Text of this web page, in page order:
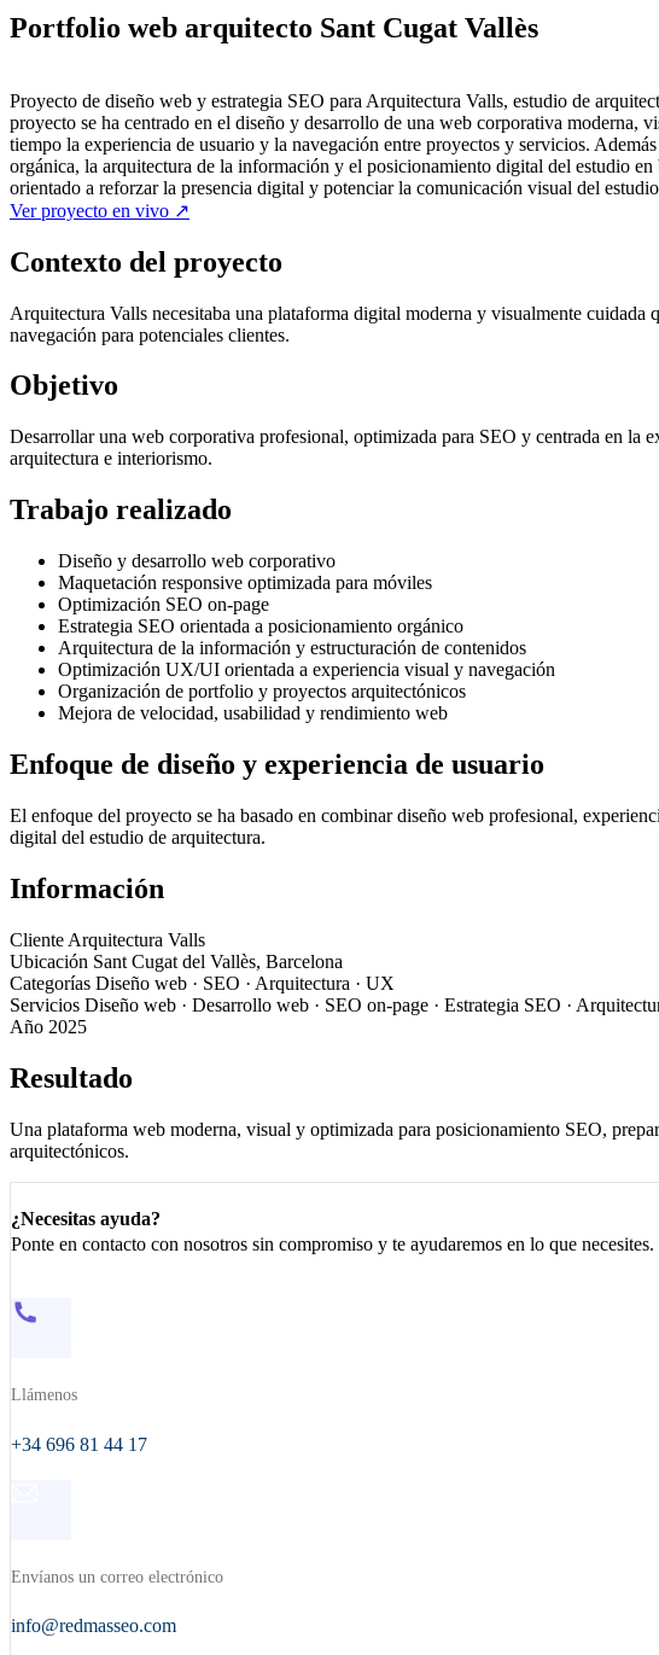
Portfolio web arquitecto Sant Cugat Vallès
Proyecto de diseño web y estrategia SEO para Arquitectura Valls, estudio de
proyecto se ha centrado en el diseño y desarrollo de una web corporativa
tiempo la experiencia de usuario y la navegación entre proyectos y servicios.
orgánica, la arquitectura de la información y el posicionamiento digital del estudio
orientado a reforzar la presencia digital y potenciar la comunicación visual del
Ver proyecto en vivo ↗
Contexto del proyecto
Arquitectura Valls necesitaba una plataforma digital moderna y visualmente
navegación para potenciales clientes.
Objetivo
Desarrollar una web corporativa profesional, optimizada para SEO y centrada en la
arquitectura e interiorismo.
Trabajo realizado
Diseño y desarrollo web corporativo
Maquetación responsive optimizada para móviles
Optimización SEO on-page
Estrategia SEO orientada a posicionamiento orgánico
Arquitectura de la información y estructuración de contenidos
Optimización UX/UI orientada a experiencia visual y navegación
Organización de portfolio y proyectos arquitectónicos
Mejora de velocidad, usabilidad y rendimiento web
Enfoque de diseño y experiencia de usuario
El enfoque del proyecto se ha basado en combinar diseño web profesional,
digital del estudio de arquitectura.
Información
Cliente Arquitectura Valls
Ubicación Sant Cugat del Vallès, Barcelona
Categorías Diseño web · SEO · Arquitectura · UX
Servicios Diseño web · Desarrollo web · SEO on-page · Estrategia SEO ·
Año 2025
Resultado
Una plataforma web moderna, visual y optimizada para posicionamiento SEO,
arquitectónicos.
¿Necesitas ayuda?
Ponte en contacto con nosotros sin compromiso y te ayudaremos en lo que necesites.
Llámenos
+34 696 81 44 17
Envíanos un correo electrónico
info@redmasseo.com